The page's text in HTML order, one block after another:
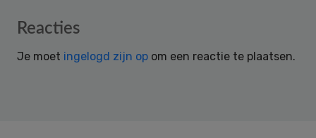
Reader
Reacties
Je moet ingelogd zijn op om een reactie te plaatsen.